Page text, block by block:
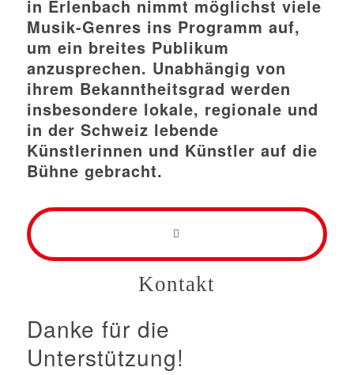
in Erlenbach nimmt möglichst viele
Musik-Genres ins Programm auf,
um ein breites Publikum
anzusprechen. Unabhängig von
ihrem Bekanntheitsgrad werden
insbesondere lokale, regionale und
in der Schweiz lebende
Künstlerinnen und Künstler auf die
Bühne gebracht.
Kontakt
Danke für die
Unterstützung!